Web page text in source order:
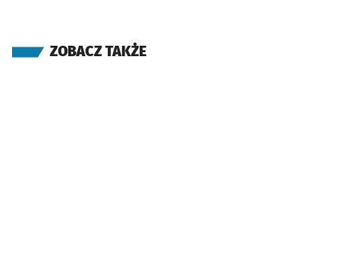
ZOBACZ TAKŻE